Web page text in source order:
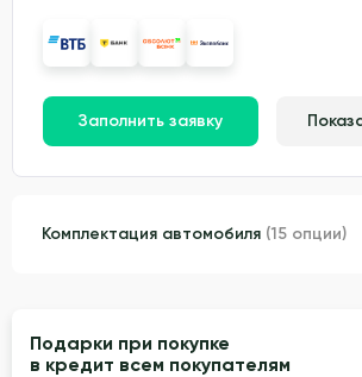
Заполнить заявку
Комплектация автомобиля (15 опции)
Подарки при покупке
в кредит всем покупателям